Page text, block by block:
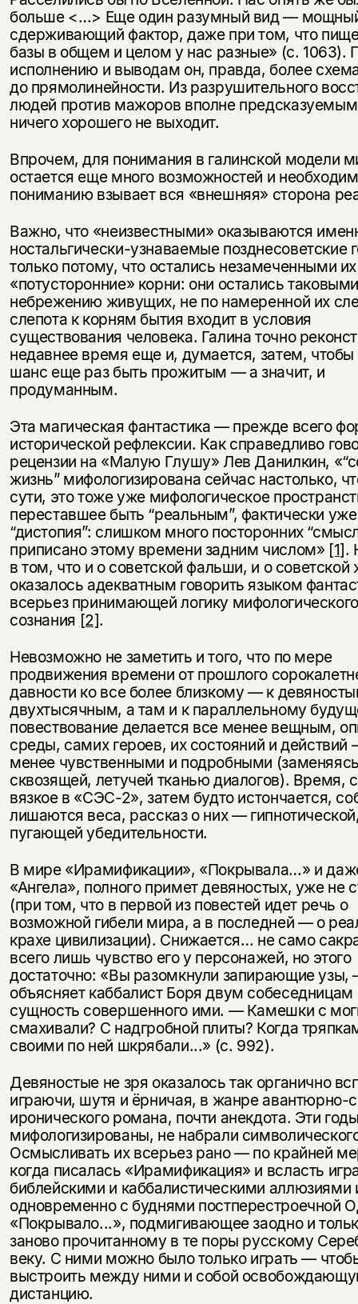
больше <…> Еще один разумный вид —
сдерживающий фактор, даже при том, что
базы в общем и целом у нас разные» (с. 1063).
исполнению и выводам он, правда, более
до прямолинейности. Из разрушительного
людей против мажоров вполне
ничего хорошего не выходит.
Впрочем, для понимания в галинской модели
остается еще много возможностей и
пониманию взывает вся «внешняя» сторона
Важно, что «неизвестными» оказываются
ностальгически-узнаваемые позднесоветские
только потому, что остались незамеченными их
«потусторонние» корни: они остались
небрежению живущих, не по намеренной их
слепота к корням бытия входит в условия
существования человека. Галина точно
недавнее время еще и, думается, затем,
шанс еще раз быть прожитым — а значит, и
продуманным.
Эта магическая фантастика — прежде всего
исторической рефлексии. Как справедливо
рецензии на «Малую Глушу» Лев Данилкин,
жизнь” мифологизирована сейчас настолько,
сути, это тоже уже мифологическое
переставшее быть “реальным”, фактически уже
“дистопия”: слишком много посторонних
приписано этому времени задним числом» [1].
в том, что и о советской фальши, и о советской
оказалось адекватным говорить языком
всерьез принимающей логику мифологического
сознания [2].
Невозможно не заметить и того, что по мере
продвижения времени от прошлого
давности ко все более близкому — к
двухтысячным, а там и к параллельному
повествование делается все менее вещным,
среды, самих героев, их состояний и действий
менее чувственными и подробными
сквозящей, летучей тканью диалогов). Время,
вязкое в «СЭС-2», затем будто истончается,
лишаются веса, рассказ о них —
пугающей убедительности.
В мире «Ирамификации», «Покрывала…» и
«Ангела», полного примет девяностых, уже не
(при том, что в первой из повестей идет речь о
возможной гибели мира, а в последней — о
крахе цивилизации). Снижается… не само
всего лишь чувство его у персонажей, но этого
достаточно: «Вы разомкнули запирающие узы,
объясняет каббалист Боря двум собеседницам
сущность совершенного ими. — Камешки с
смахивали? С надгробной плиты? Когда
своими по ней шкрябали...» (с. 992).
Девяностые не зря оказалось так органично
играючи, шутя и ёрничая, в жанре авантюрно-
иронического романа, почти анекдота. Эти
мифологизированы, не набрали
Осмысливать их всерьез рано — по крайней
когда писалась «Ирамификация» и всласть
библейскими и каббалистическими аллюзиями
одновременно с буднями постперестроечной
«Покрывало...», подмигивающее заодно и
заново прочитанному в те поры русскому
веку. С ними можно было только играть —
выстроить между ними и собой
дистанцию.